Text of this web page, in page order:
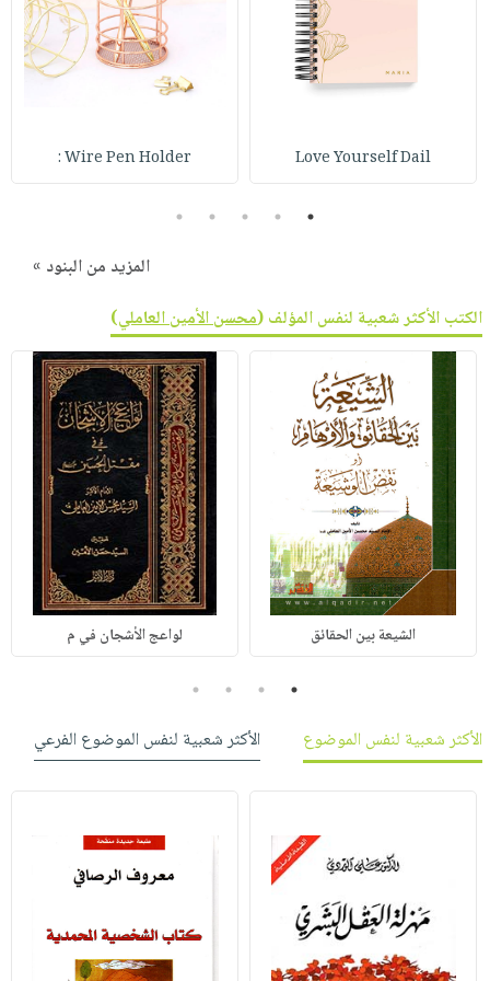
Love Yourself Dail
Wire Pen Holder :
1
2
3
4
5
المزيد من البنود »
الكتب الأكثر شعبية لنفس المؤلف (محسن الأمين العاملي)
الشيعة بين الحقائق لواعج الأشجان في م
1
2
3
4
الأكثر شعبية لنفس الموضوع
الأكثر شعبية لنفس الموضوع الفرعي